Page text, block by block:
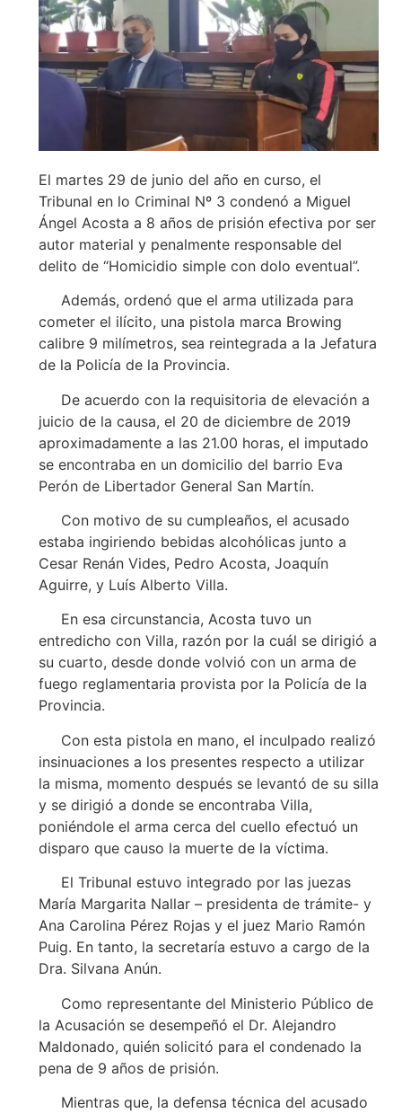
El martes 29 de junio del año en curso, el
Tribunal en lo Criminal Nº 3 condenó a Miguel
Ángel Acosta a 8 años de prisión efectiva por ser
autor material y penalmente responsable del
delito de “Homicidio simple con dolo eventual”.
Además, ordenó que el arma utilizada para
cometer el ilícito, una pistola marca Browing
calibre 9 milímetros, sea reintegrada a la Jefatura
de la Policía de la Provincia.
De acuerdo con la requisitoria de elevación a
juicio de la causa, el 20 de diciembre de 2019
aproximadamente a las 21.00 horas, el imputado
se encontraba en un domicilio del barrio Eva
Perón de Libertador General San Martín.
Con motivo de su cumpleaños, el acusado
estaba ingiriendo bebidas alcohólicas junto a
Cesar Renán Vides, Pedro Acosta, Joaquín
Aguirre, y Luís Alberto Villa.
En esa circunstancia, Acosta tuvo un
entredicho con Villa, razón por la cuál se dirigió a
su cuarto, desde donde volvió con un arma de
fuego reglamentaria provista por la Policía de la
Provincia.
Con esta pistola en mano, el inculpado realizó
insinuaciones a los presentes respecto a utilizar
la misma, momento después se levantó de su silla
y se dirigió a donde se encontraba Villa,
poniéndole el arma cerca del cuello efectuó un
disparo que causo la muerte de la víctima.
El Tribunal estuvo integrado por las juezas
María Margarita Nallar – presidenta de trámite- y
Ana Carolina Pérez Rojas y el juez Mario Ramón
Puig. En tanto, la secretaría estuvo a cargo de la
Dra. Silvana Anún.
Como representante del Ministerio Público de
la Acusación se desempeñó el Dr. Alejandro
Maldonado, quién solicitó para el condenado la
pena de 9 años de prisión.
Mientras que, la defensa técnica del acusado